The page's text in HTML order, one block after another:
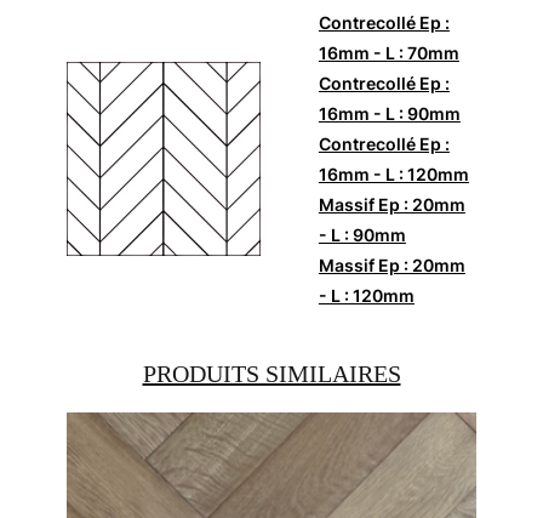
Contrecollé Ep :
16mm - L : 70mm
Contrecollé Ep :
16mm - L : 90mm
Contrecollé Ep :
16mm - L : 120mm
Massif Ep : 20mm
- L : 90mm
Massif Ep : 20mm
- L : 120mm
PRODUITS SIMILAIRES